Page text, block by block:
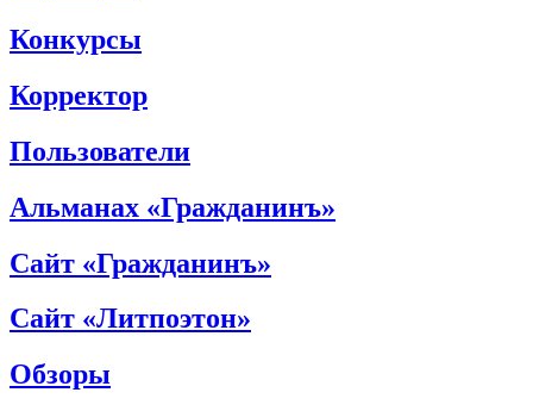
Конкурсы
Корректор
Пользователи
Альманах «Гражданинъ»
Сайт «Гражданинъ»
Сайт «Литпоэтон»
Обзоры